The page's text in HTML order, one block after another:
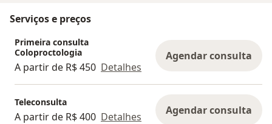
Serviços e preços
Primeira consulta
Coloproctologia
A partir de R$ 450 Detalhes
Agendar consulta
Teleconsulta
A partir de R$ 400 Detalhes Agendar consulta